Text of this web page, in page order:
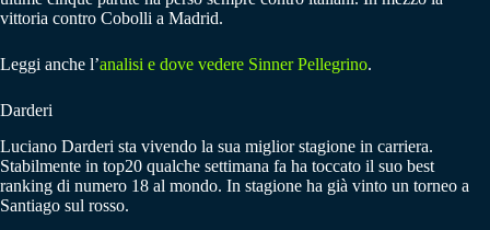
vittoria contro Cobolli a Madrid.
Leggi anche l’analisi e dove vedere Sinner Pellegrino.
Darderi
Luciano Darderi sta vivendo la sua miglior stagione in carriera.
Stabilmente in top20 qualche settimana fa ha toccato il suo best
ranking di numero 18 al mondo. In stagione ha già vinto un torneo a
Santiago sul rosso.